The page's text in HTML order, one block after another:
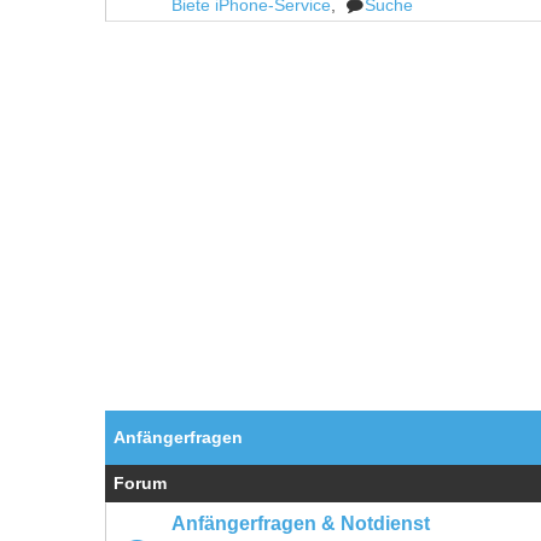
Biete iPhone-Service
Suche
Anfängerfragen
Forum
Anfängerfragen & Notdienst